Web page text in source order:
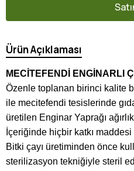
Ürün Açıklaması
MECİTEFENDİ ENGİNARLI
Özenle toplanan birinci kalite
ile mecitefendi tesislerinde
üretilen Enginar Yaprağı
İçeriğinde hiçbir katkı
Bitki çayı üretiminden önce
sterilizasyon tekniğiyle steril